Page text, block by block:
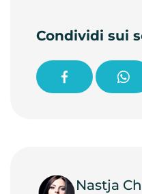
Condividi sui
Nastja